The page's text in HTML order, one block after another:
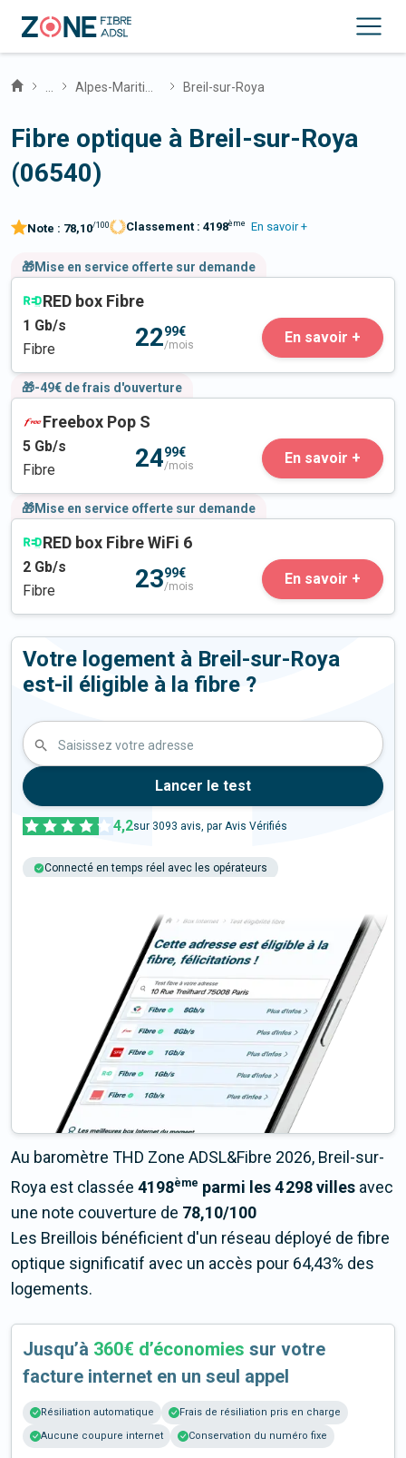
Breil-sur-Roya
Fibre optique à Breil-sur-Roya
(06540)
Note : 78,10/100 Classement : 4198ème En savoir +
🎁Mise en service offerte sur demande
RED box Fibre
1 Gb/s
Fibre
2299€
/mois En savoir +
🎁-49€ de frais d'ouverture
Freebox Pop S
5 Gb/s
Fibre
2499€
/mois En savoir +
🎁Mise en service offerte sur demande
RED box Fibre WiFi 6
2 Gb/s
Fibre
2399€
/mois En savoir +
Votre logement à Breil-sur-Roya
est-il éligible à la fibre ?
Saisissez votre adresse
Lancer le test
4,2sur 3093 avis, par Avis Vérifiés
Connecté en temps réel avec les opérateurs
Au baromètre THD Zone ADSL&Fibre 2026, Breil-sur-
Roya est classée 4198ème parmi les 4 298 villes avec
une note couverture de 78,10/100
Les Breillois bénéficient d'un réseau déployé de fibre
optique significatif avec un accès pour 64,43% des
logements.
Jusqu’à 360€ d’économies sur votre
facture internet en un seul appel
Résiliation automatique
Frais de résiliation pris en charge
Aucune coupure internet
Conservation du numéro fixe